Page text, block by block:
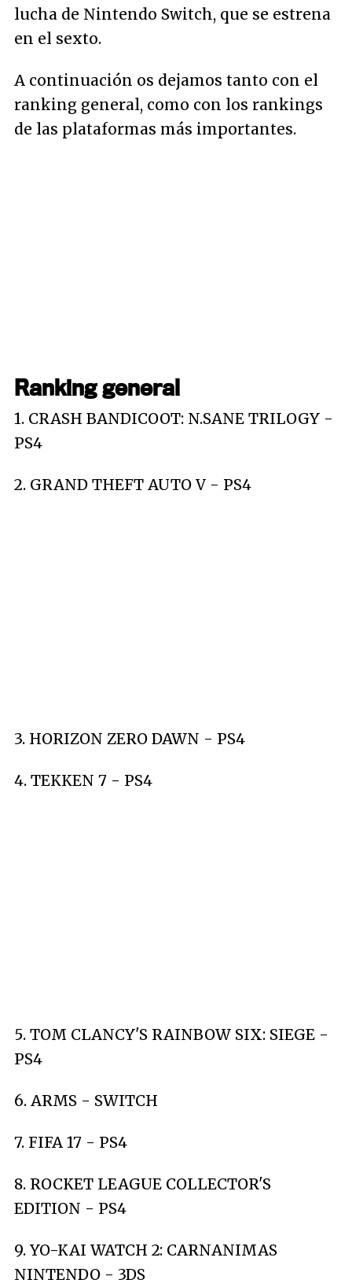
lucha de Nintendo Switch, que se estrena
en el sexto.
A continuación os dejamos tanto con el
ranking general, como con los rankings
de las plataformas más importantes.
Ranking general
1. CRASH BANDICOOT: N.SANE TRILOGY -
PS4
2. GRAND THEFT AUTO V - PS4
3. HORIZON ZERO DAWN - PS4
4. TEKKEN 7 - PS4
5. TOM CLANCY'S RAINBOW SIX: SIEGE -
PS4
6. ARMS - SWITCH
7. FIFA 17 - PS4
8. ROCKET LEAGUE COLLECTOR'S
EDITION - PS4
9. YO-KAI WATCH 2: CARNANIMAS
NINTENDO - 3DS